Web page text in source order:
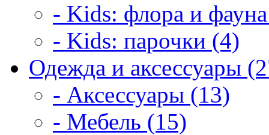
- Kids: флора и
- Kids: парочки (4)
Одежда и аксессуары
- Аксессуары (13)
- Мебель (15)